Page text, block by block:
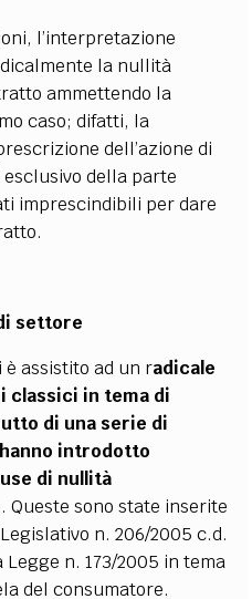
l’interpretazione
la nullità
ammettendo la
caso; difatti, la
dell’azione di
della parte
imprescindibili per dare
settore
è assistito ad un radicale
classici in tema di
di una serie di
introdotto
di nullità
. Queste sono state inserite
n. 206/2005 c.d.
n. 173/2005 in tema
del consumatore.